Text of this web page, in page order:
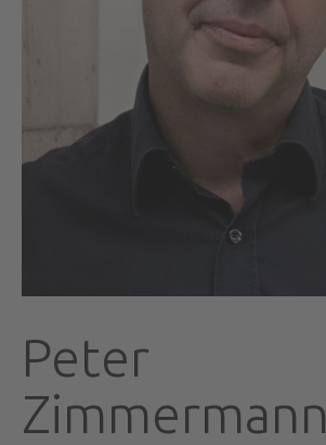
Peter
Zimmermann